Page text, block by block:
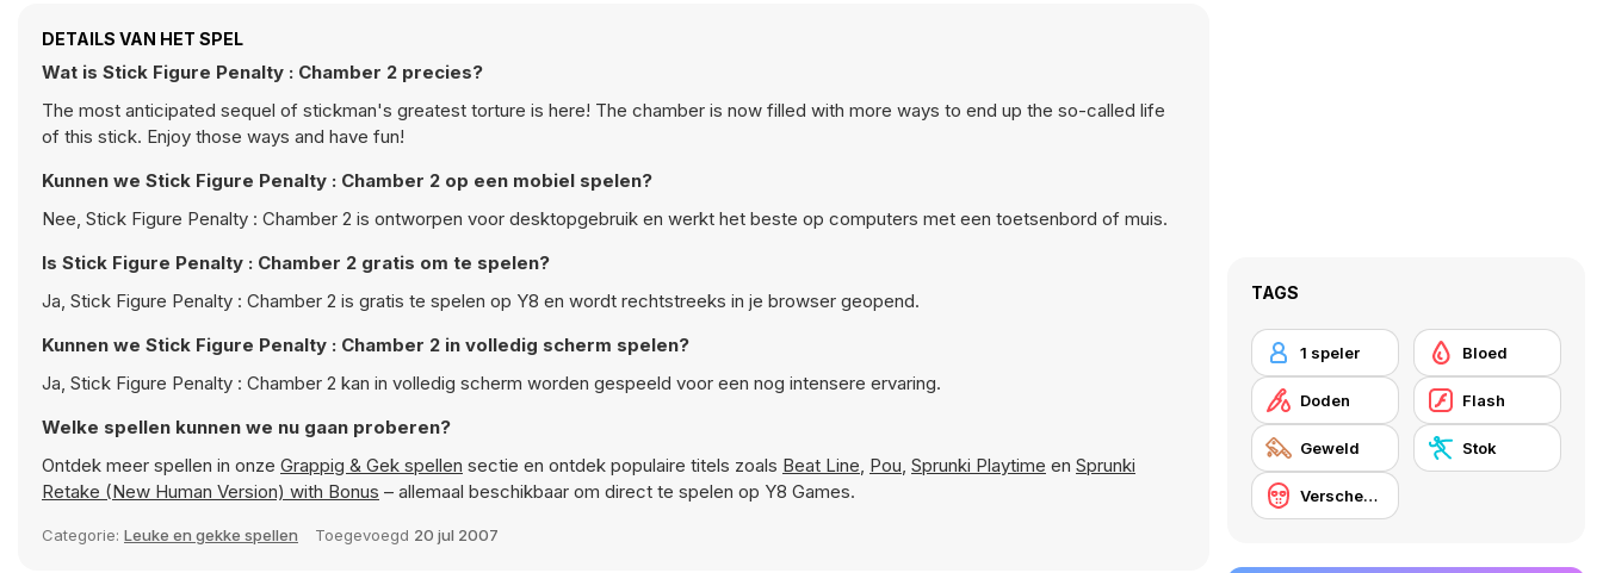
DETAILS VAN HET SPEL
Wat is Stick Figure Penalty : Chamber 2 precies?
The most anticipated sequel of stickman's greatest torture is here! The chamber is now filled with more ways to end up the so-called life
of this stick. Enjoy those ways and have fun!
Kunnen we Stick Figure Penalty : Chamber 2 op een mobiel spelen?
Nee, Stick Figure Penalty : Chamber 2 is ontworpen voor desktopgebruik en werkt het beste op computers met een toetsenbord of muis.
Is Stick Figure Penalty : Chamber 2 gratis om te spelen?
Ja, Stick Figure Penalty : Chamber 2 is gratis te spelen op Y8 en wordt rechtstreeks in je browser geopend.
Kunnen we Stick Figure Penalty : Chamber 2 in volledig scherm spelen?
Ja, Stick Figure Penalty : Chamber 2 kan in volledig scherm worden gespeeld voor een nog intensere ervaring.
Welke spellen kunnen we nu gaan proberen?
Ontdek meer spellen in onze Grappig & Gek spellen sectie en ontdek populaire titels zoals Beat Line, Pou, Sprunki Playtime en Sprunki
Retake (New Human Version) with Bonus – allemaal beschikbaar om direct te spelen op Y8 Games.
Categorie: Leuke en gekke spellen Toegevoegd 20 jul 2007
TAGS
1 speler Bloed
Doden Flash
Geweld Stok
Verscheuren